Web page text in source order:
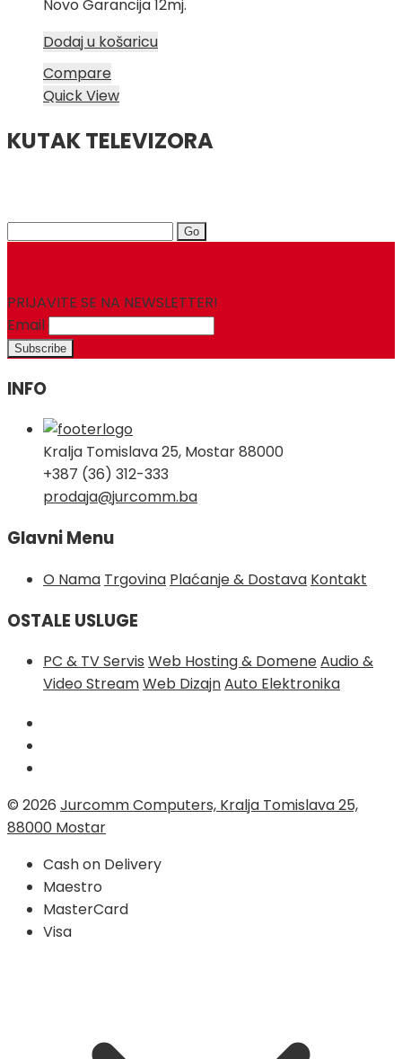
Novo Garancija 12mj.
Dodaj u košaricu
Compare
Quick View
KUTAK TELEVIZORA
Search
PRIJAVITE SE NA NEWSLETTER!
Email
INFO
Kralja Tomislava 25, Mostar 88000
+387 (36) 312-333
prodaja@jurcomm.ba
Glavni Menu
O Nama Trgovina Plaćanje & Dostava Kontakt
OSTALE USLUGE
PC & TV Servis Web Hosting & DomeneAudio &
Video StreamWeb DizajnAuto Elektronika
© 2026 Jurcomm Computers, Kralja Tomislava 25,
88000 Mostar
Cash on Delivery
Maestro
MasterCard
Visa